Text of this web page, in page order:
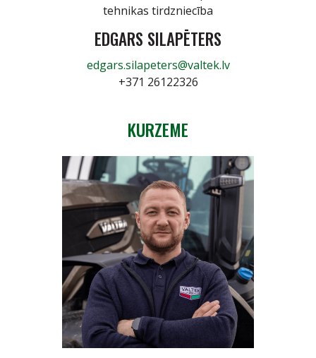
tehnikas tirdzniecība
EDGARS SILAPĒTERS
edgars.silapeters@valtek.lv
+371 26122326
KURZEME